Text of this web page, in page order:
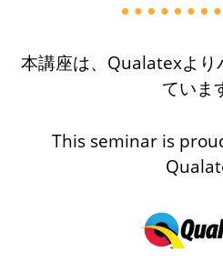
本講座は、Qualatexより
ていま
This seminar is